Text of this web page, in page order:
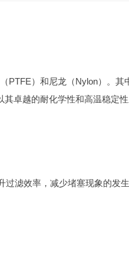
PTFE）和尼龙（Nylon）。其
其卓越的耐化学性和高温稳定
滤效率，减少堵塞现象的发生